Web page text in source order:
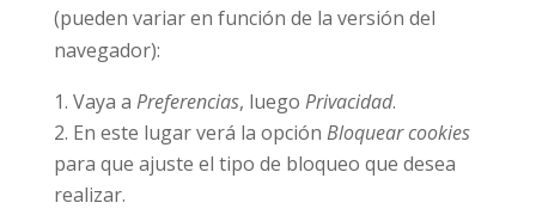
(pueden variar en función de la versión del
navegador):
Vaya a Preferencias, luego Privacidad.
En este lugar verá la opción Bloquear cookies
para que ajuste el tipo de bloqueo que desea
realizar.